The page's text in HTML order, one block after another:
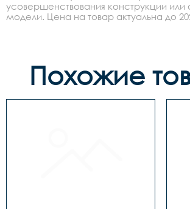
усовершенствования конструкции или
модели. Цена на товар актуальна до
Похожие